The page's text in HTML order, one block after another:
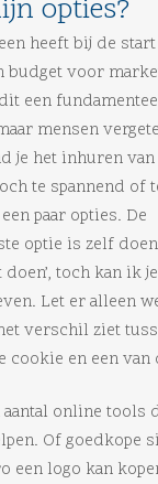
opties?
heeft bij de
budget voor
een
mensen
je het inhuren van
te spannend of
paar opties. De
optie is zelf
doen’, toch kan ik
Let er alleen
verschil ziet
cookie en een van
aantal online tools
Of goedkope
een logo kan